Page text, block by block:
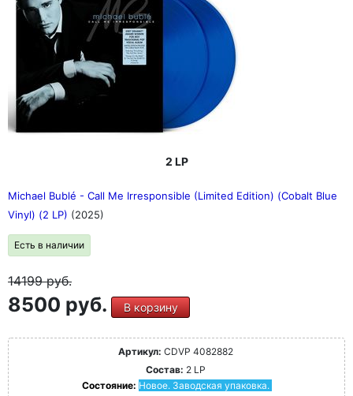
2 LP
Michael Bublé - Call Me Irresponsible (Limited Edition) (Cobalt Blue
Vinyl) (2 LP) (2025)
Есть в наличии
14199руб.
8500 руб. В корзину
Артикул: CDVP 4082882
Состав: 2 LP
Состояние: Новое. Заводская упаковка.